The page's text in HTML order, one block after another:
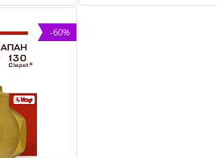
-60%